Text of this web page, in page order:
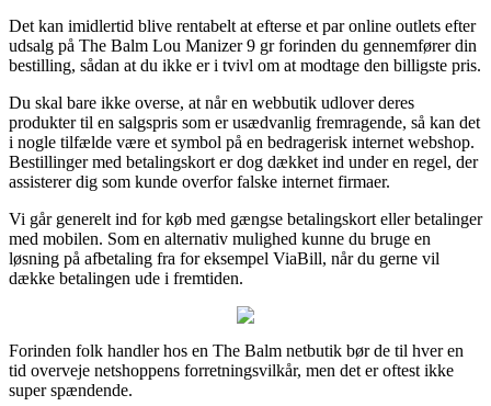
Det kan imidlertid blive rentabelt at efterse et par online outlets efter
udsalg på The Balm Lou Manizer 9 gr forinden du gennemfører din
bestilling, sådan at du ikke er i tvivl om at modtage den billigste pris.
Du skal bare ikke overse, at når en webbutik udlover deres
produkter til en salgspris som er usædvanlig fremragende, så kan det
i nogle tilfælde være et symbol på en bedragerisk internet webshop.
Bestillinger med betalingskort er dog dækket ind under en regel, der
assisterer dig som kunde overfor falske internet firmaer.
Vi går generelt ind for køb med gængse betalingskort eller betalinger
med mobilen. Som en alternativ mulighed kunne du bruge en
løsning på afbetaling fra for eksempel ViaBill, når du gerne vil
dække betalingen ude i fremtiden.
Forinden folk handler hos en The Balm netbutik bør de til hver en
tid overveje netshoppens forretningsvilkår, men det er oftest ikke
super spændende.